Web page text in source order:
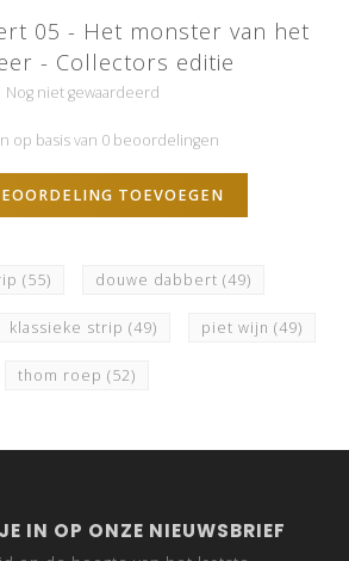
05 - Het monster van het
- Collectors editie
Nog niet gewaardeerd
op basis van 0 beoordelingen
TOEVOEGEN
(55) douwe dabbert (49)
klassieke strip (49) piet wijn (49)
thom roep (52)
IN OP ONZE NIEUWSBRIEF